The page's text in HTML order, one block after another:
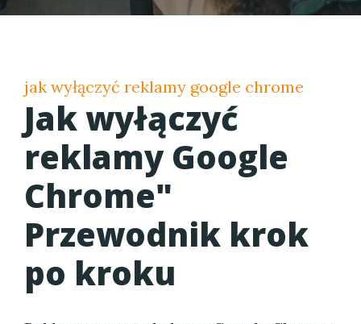
jak wyłączyć reklamy google chrome
Jak wyłączyć
reklamy Google
Chrome"
Przewodnik krok
po kroku